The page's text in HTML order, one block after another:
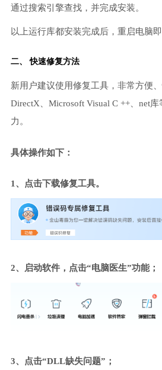
通过搜索引擎查找，并完成安装。
以上运行库都安装完成后，重启电脑即
二、 快速修复方法
新用户建议使用修复工具，非常方便
DirectX、Microsoft Visual C ++、net
力。
具体操作如下：
1、点击下载修复工具。
2、启动软件，点击“电脑医生”功能；
3、点击“DLL缺失问题”；